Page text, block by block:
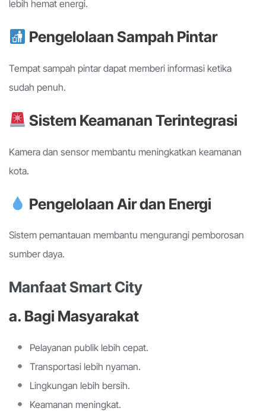
lebih hemat energi.
Pengelolaan Sampah Pintar
Tempat sampah pintar dapat memberi informasi ketika
sudah penuh.
Sistem Keamanan Terintegrasi
Kamera dan sensor membantu meningkatkan keamanan
kota.
Pengelolaan Air dan Energi
Sistem pemantauan membantu mengurangi pemborosan
sumber daya.
Manfaat Smart City
a. Bagi Masyarakat
Pelayanan publik lebih cepat.
Transportasi lebih nyaman.
Lingkungan lebih bersih.
Keamanan meningkat.